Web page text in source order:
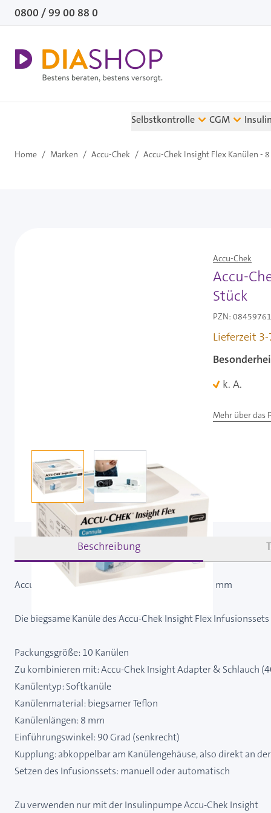
Direkt zum Inhalt
0800 / 99 00 88 0
Selbstkontrolle CGM
Home / Marken / Accu-Chek / Accu-Chek Insight Flex Kanülen -
View larger image
Accu-Chek
Accu-
Stück
PZN:
Lieferzeit
k. A.
Mehr über das
Beschreibung
Accu-Chek Insight Flex Kanülen - Kanülenlänge 8 mm
Die biegsame Kanüle des Accu-Chek Insight Flex
Packungsgröße: 10 Kanülen
Zu kombinieren mit: Accu-Chek Insight Adapter & Schlauch
Kanülentyp: Softkanüle
Kanülenmaterial: biegsamer Teflon
Kanülenlängen: 8 mm
Einführungswinkel: 90 Grad (senkrecht)
Kupplung: abkoppelbar am Kanülengehäuse, also direkt an
Setzen des Infusionssets: manuell oder automatisch
Zu verwenden nur mit der Insulinpumpe Accu-Chek Insight